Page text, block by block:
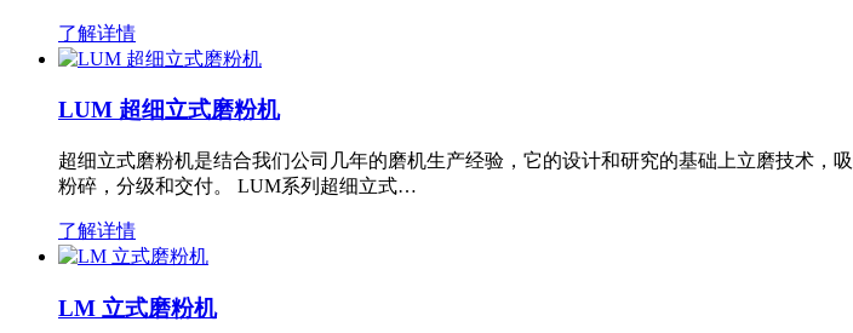
了解详情
LUM 超细立式磨粉机
超细立式磨粉机是结合我们公司几年的磨机生产经验，它的设计和研究的基础上立磨技术
粉碎，分级和交付。 LUM系列超细立式…
了解详情
LM 立式磨粉机